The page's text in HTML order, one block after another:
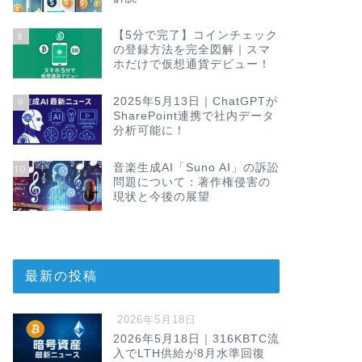
8
【5分で完了】コインチェック
の登録方法を完全図解｜スマ
ホだけで仮想通貨デビュー！
9
2025年5月13日｜ChatGPTが
SharePoint連携で社内データ
分析可能に！
10
音楽生成AI「Suno AI」の訴訟
問題について：著作権侵害の
現状と今後の展望
最新の投稿
2026年5月18日
2026年5月18日｜316KBTC流
入でLTH供給が8月水準回復